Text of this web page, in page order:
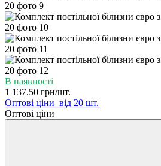
В наявності
1 137.50 грн/шт.
Оптові ціни від 20 шт.
Оптові ціни